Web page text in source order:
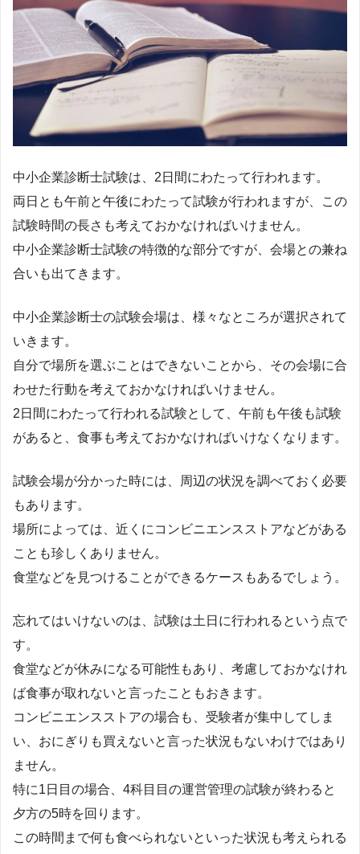
中小企業診断士試験は、2日間にわたって行われます。
両日とも午前と午後にわたって試験が行われますが、この
試験時間の長さも考えておかなければいけません。
中小企業診断士試験の特徴的な部分ですが、会場との兼ね
合いも出てきます。
中小企業診断士の試験会場は、様々なところが選択されて
いきます。
自分で場所を選ぶことはできないことから、その会場に合
わせた行動を考えておかなければいけません。
2日間にわたって行われる試験として、午前も午後も試験
があると、食事も考えておかなければいけなくなります。
試験会場が分かった時には、周辺の状況を調べておく必要
もあります。
場所によっては、近くにコンビニエンスストアなどがある
ことも珍しくありません。
食堂などを見つけることができるケースもあるでしょう。
忘れてはいけないのは、試験は土日に行われるという点で
す。
食堂などが休みになる可能性もあり、考慮しておかなけれ
ば食事が取れないと言ったこともおきます。
コンビニエンスストアの場合も、受験者が集中してしま
い、おにぎりも買えないと言った状況もないわけではあり
ません。
特に1日目の場合、4科目目の運営管理の試験が終わると
夕方の5時を回ります。
この時間まで何も食べられないといった状況も考えられる